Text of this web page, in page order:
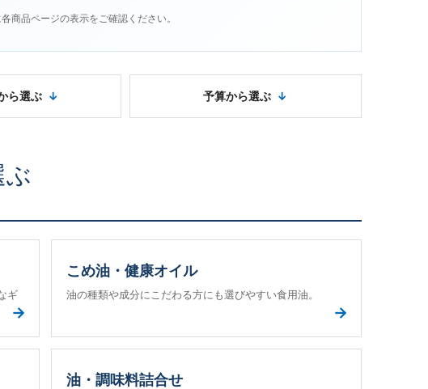
商品ページの表示をご確認ください。
ら選ぶ 予算から選ぶ
ギ
→
こめ油・健康オイル
油の種類や成分にこだわる方にも選びやすい食用油。
→
油・調味料詰合せ